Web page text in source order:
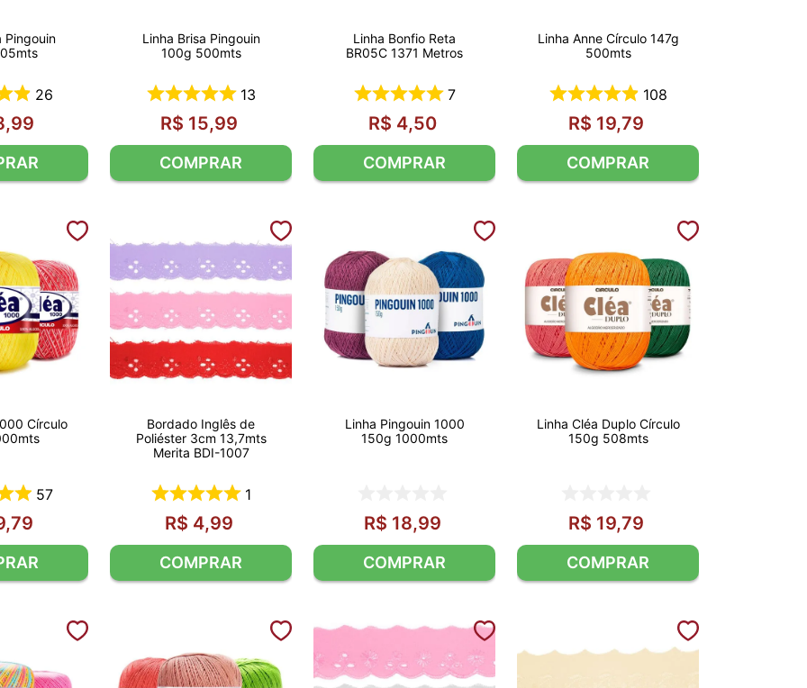
Pingouin
26
,99
Linha Brisa Pingouin
100g 500mts
13
R$ 15,99
COMPRAR
Linha Bonfio Reta
BR05C 1371 Metros
7
R$ 4,50
COMPRAR
Linha Anne Círculo 147g
500mts
108
R$ 19,79
COMPRAR
Círculo
57
,79
Bordado Inglês de
Poliéster 3cm 13,7mts
Merita BDI-1007
1
R$ 4,99
COMPRAR
Linha Pingouin 1000
150g 1000mts
R$ 18,99
COMPRAR
Linha Cléa Duplo Círculo
150g 508mts
R$ 19,79
COMPRAR